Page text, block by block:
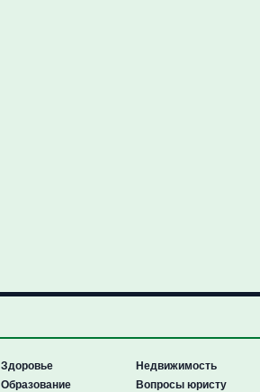
Здоровье
Образование
Недвижимость
Вопросы юристу